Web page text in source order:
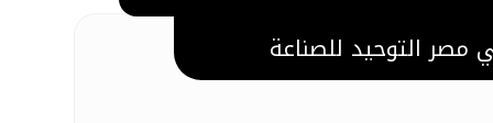
التوحيد للصناعة